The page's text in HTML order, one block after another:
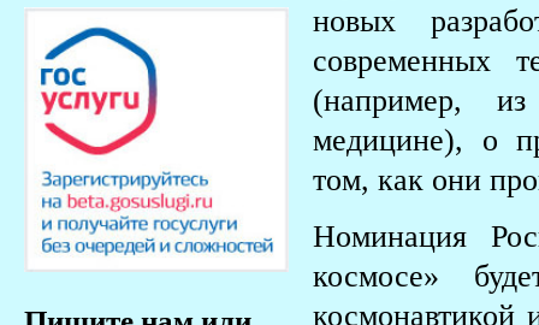
новых
современных
(например,
медицине), о
том, как они
Номинация
космосе»
космонавтикой